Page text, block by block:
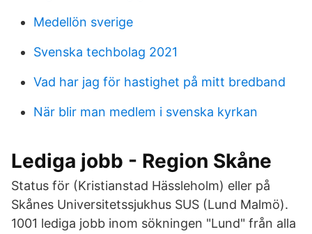
Medellön sverige
Svenska techbolag 2021
Vad har jag för hastighet på mitt bredband
När blir man medlem i svenska kyrkan
Lediga jobb - Region Skåne
Status för (Kristianstad Hässleholm) eller på
Skånes Universitetssjukhus SUS (Lund Malmö).
1001 lediga jobb inom sökningen "Lund" från alla